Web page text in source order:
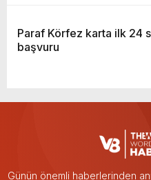
Paraf Körfez karta ilk 24
başvuru
Günün önemli haberlerinden